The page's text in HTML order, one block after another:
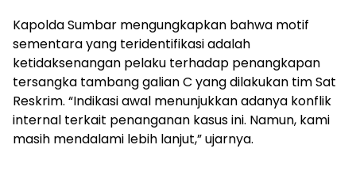
Kapolda Sumbar mengungkapkan bahwa motif
sementara yang teridentifikasi adalah
ketidaksenangan pelaku terhadap penangkapan
tersangka tambang galian C yang dilakukan tim Sat
Reskrim. “Indikasi awal menunjukkan adanya konflik
internal terkait penanganan kasus ini. Namun, kami
masih mendalami lebih lanjut,” ujarnya.